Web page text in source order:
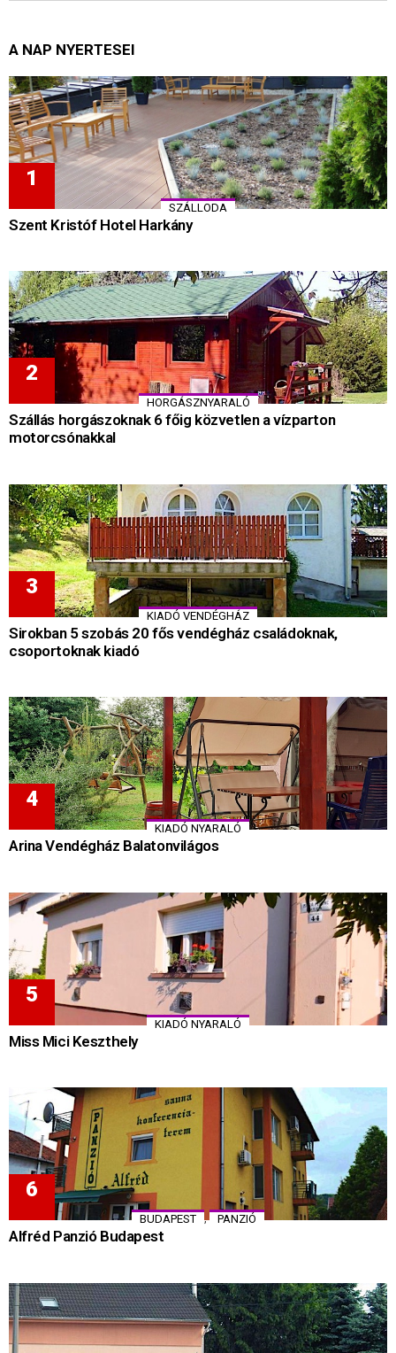
A NAP NYERTESEI
SZÁLLODA
Szent Kristóf Hotel Harkány
HORGÁSZNYARALÓ
Szállás horgászoknak 6 főig közvetlen a vízparton
motorcsónakkal
KIADÓ VENDÉGHÁZ
Sirokban 5 szobás 20 fős vendégház családoknak,
csoportoknak kiadó
KIADÓ NYARALÓ
Arina Vendégház Balatonvilágos
KIADÓ NYARALÓ
Miss Mici Keszthely
BUDAPEST , PANZIÓ
Alfréd Panzió Budapest